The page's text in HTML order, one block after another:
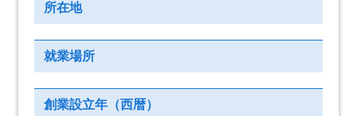
所在地
就業場所
創業設立年（西暦）